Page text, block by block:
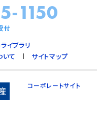
1150
付
イブラリ
て サイトマップ
コーポレートサイト